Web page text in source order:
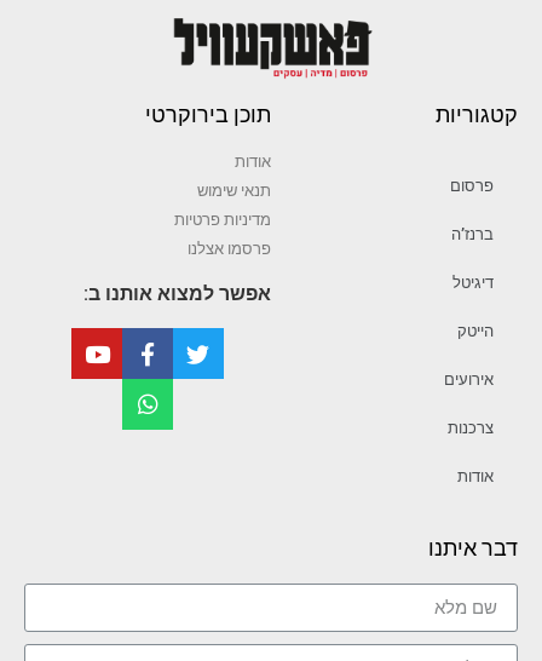
קטגוריות
פרסום
ברנז’ה
דיגיטל
הייטק
אירועים
צרכנות
אודות
תוכן בירוקרטי
אודות
תנאי שימוש
מדיניות פרטיות
פרסמו אצלנו
אפשר למצוא אותנו ב:
דבר איתנו